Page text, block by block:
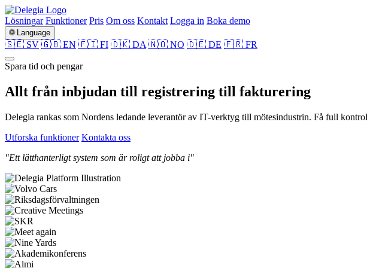
Lösningar Funktioner Pris Om oss Kontakt Logga in Boka demo
🌐 Language
🇸🇪 SV 🇬🇧 EN 🇫🇮 FI 🇩🇰 DA 🇳🇴 NO 🇩🇪 DE 🇫🇷 FR
Spara tid och pengar
Allt från inbjudan till registrering till fakturering
Delegia rankas som Nordens ledande leverantör av IT-verktyg till mötesindustrin. Få full
Utforska funktioner Kontakta oss
"Ett lätthanterligt system som är roligt att jobba i"